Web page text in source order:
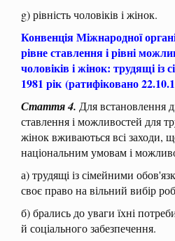
g) рівність чоловіків і жінок.
Конвенція Міжнародної
рівне ставлення і рівні
чоловіків і жінок: трудящі із
1981 рік (ратифіковано
Стаття 4. Для встановлення
ставлення і можливостей для
жінок вживаються всі заходи,
національним умовам і
а) трудящі із сімейними
своє право на вільний вибір
б) брались до уваги їхні
й соціального забезпечення.